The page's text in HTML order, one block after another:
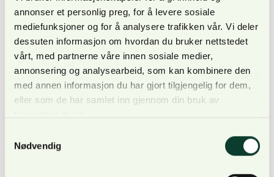
annonser et personlig preg, for å levere sosiale
mediefunksjoner og for å analysere trafikken vår. Vi deler
dessuten informasjon om hvordan du bruker nettstedet
vårt, med partnerne våre innen sosiale medier,
annonsering og analysearbeid, som kan kombinere den
med annen informasjon du har gjort tilgjengelig for dem,
eller som de har samlet inn gjennom din bruk av
Nødvendig
FLR programmet fase 2
Neste fase i FLR programmet legger særlig vekt på
regionale og nasjonale myndigheter. Fase 2 er
derfor spisset mot oppfølging av